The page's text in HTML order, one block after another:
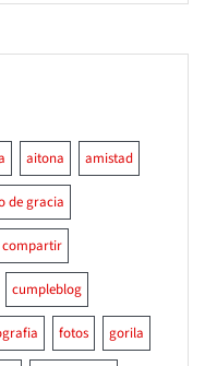
aitona amistad
de gracia
compartir
cumpleblog
fotos gorila